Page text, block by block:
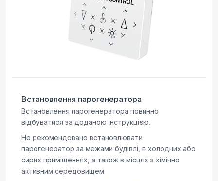
Встановлення парогенератора
Встановлення парогенератора повинно
відбуватися за доданою інструкцією.
Не рекомендовано встановлювати
парогенератор за межами будівлі, в холодних або
сирих приміщеннях, а також в місцях з хімічно
активним середовищем.